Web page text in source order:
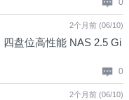
0
2个月前 (06/10)
盘位高性能 NAS 2.5 Gi
0
2个月前 (06/10)